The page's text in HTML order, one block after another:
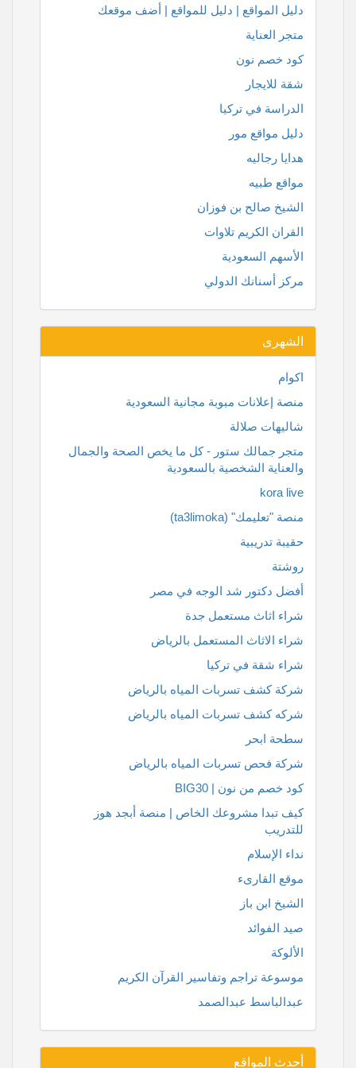
دليل المواقع | دليل للمواقع | أضف موقعك
متجر العناية
كود خصم نون
شقة للايجار
الدراسة في تركيا
دليل مواقع مور
هدايا رجاليه
مواقع طبيه
الشيخ صالح بن فوزان
القران الكريم تلاوات
الأسهم السعودية
مركز أسنانك الدولي
الشهرى
اكوام
منصة إعلانات مبوبة مجانية السعودية
شاليهات صلالة
متجر جمالك ستور - كل ما يخص الصحة والجمال
والعناية الشخصية بالسعودية
kora live
منصة "تعليمك" (ta3limoka)
حقيبة تدريبية
روشتة
أفضل دكتور شد الوجه في مصر
شراء اثاث مستعمل جدة
شراء الاثاث المستعمل بالرياض
شراء شقة في تركيا
شركة كشف تسربات المياه بالرياض
شركه كشف تسربات المياه بالرياض
سطحة ابحر
شركة فحص تسربات المياه بالرياض
كود خصم من نون | BIG30
كيف تبدا مشروعك الخاص | منصة أبجد هوز
للتدريب
نداء الإسلام
موقع القارىء
الشيخ ابن باز
صيد الفوائد
الألوكة
موسوعة تراجم وتفاسير القرآن الكريم
عبدالباسط عبدالصمد
أحدث المواقع